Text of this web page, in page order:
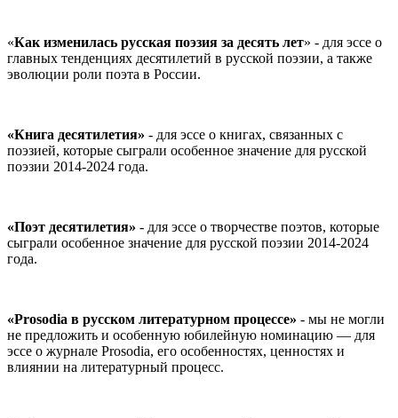
«Как изменилась русская поэзия за десять лет» - для эссе о
главных тенденциях десятилетий в русской поэзии, а также
эволюции роли поэта в России.
«Книга десятилетия» - для эссе о книгах, связанных с
поэзией, которые сыграли особенное значение для русской
поэзии 2014-2024 года.
«Поэт десятилетия» - для эссе о творчестве поэтов, которые
сыграли особенное значение для русской поэзии 2014-2024
года.
«Prosodia в русском литературном процессе» - мы не могли
не предложить и особенную юбилейную номинацию — для
эссе о журнале Prosodia, его особенностях, ценностях и
влиянии на литературный процесс.